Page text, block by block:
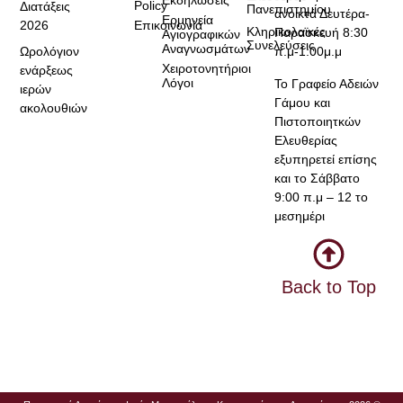
ανοικτά Δευτέρα-
Παρασκευή 8:30
π.μ-1:00μ.μ
Το Γραφείο Αδειών
Γάμου και
Πιστοποιητκών
Ελευθερίας
εξυπηρετεί επίσης
και το Σάββατο
9:00 π.μ – 12 το
μεσημέρι
Back to Top
Policy
Επικοινωνία
Ερμηνεία
Αγιογραφικών
Αναγνωσμάτων
Χειροτονητήριοι
Λόγοι
Διατάξεις
2026
Ωρολόγιον
ενάρξεως
ιερών
ακολουθιών
Πανεπιστημίου
Κληρικολαϊκές
Συνελεύσεις